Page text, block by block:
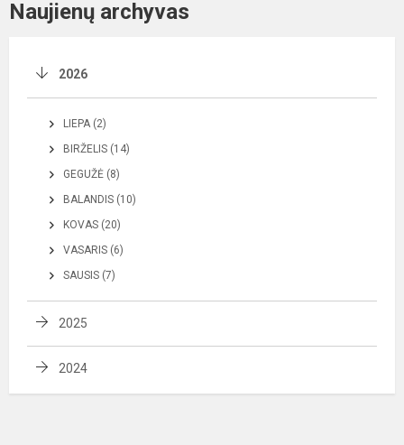
Naujienų archyvas
2026
LIEPA (2)
BIRŽELIS (14)
GEGUŽĖ (8)
BALANDIS (10)
KOVAS (20)
VASARIS (6)
SAUSIS (7)
2025
2024